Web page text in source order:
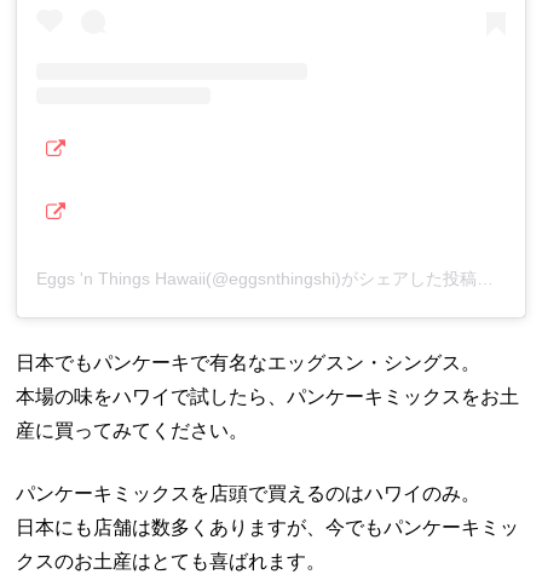
Eggs 'n Things Hawaii(@eggsnthingshi)がシェアした投稿
日本でもパンケーキで有名なエッグスン・シングス。
本場の味をハワイで試したら、パンケーキミックスをお土
産に買ってみてください。
パンケーキミックスを店頭で買えるのはハワイのみ。
日本にも店舗は数多くありますが、今でもパンケーキミッ
クスのお土産はとても喜ばれます。